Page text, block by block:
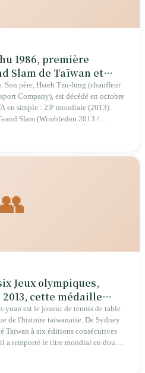
1986, première
Slam de Taïwan et
dames
Son père, Hsieh Tzu-lung (chauffeur
Company), est décédé en octobre
en simple : 23ᵉ mondiale (2013).
Slam (Wimbledon 2013 /
2019 / Wimbledon 2021 / Roland-
Jeux olympiques,
cette médaille
yuan est le joueur de tennis de table
de l'histoire taïwanaise. De Sydney
Taïwan à six éditions consécutives
a remporté le titre mondial en double
de tennis de table avec Chen